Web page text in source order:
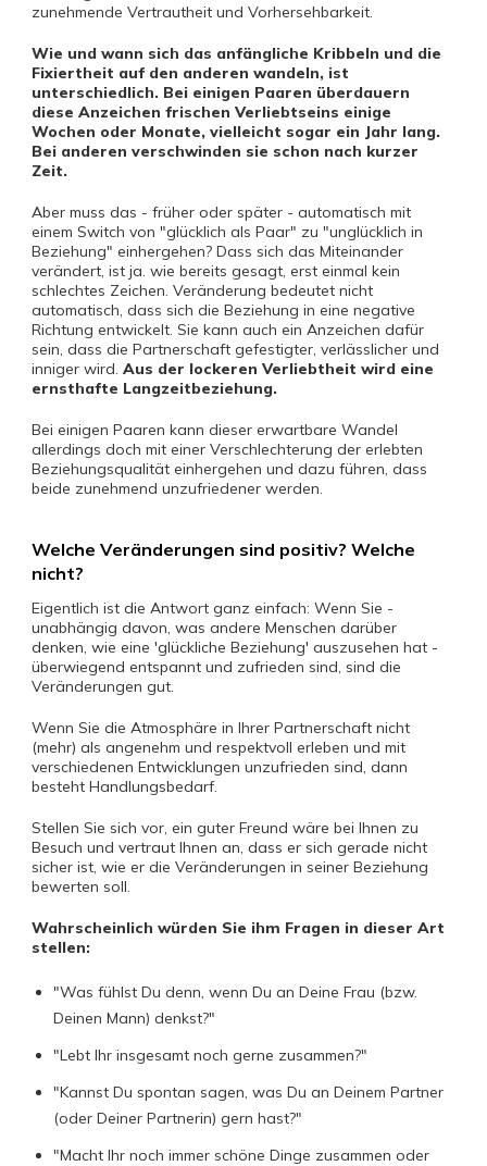
zunehmende Vertrautheit und Vorhersehbarkeit.
Wie und wann sich das anfängliche Kribbeln und die
Fixiertheit auf den anderen wandeln, ist
unterschiedlich. Bei einigen Paaren überdauern
diese Anzeichen frischen Verliebtseins einige
Wochen oder Monate, vielleicht sogar ein Jahr lang.
Bei anderen verschwinden sie schon nach kurzer
Zeit.
Aber muss das - früher oder später - automatisch mit
einem Switch von "glücklich als Paar" zu "unglücklich in
Beziehung" einhergehen? Dass sich das Miteinander
verändert, ist ja. wie bereits gesagt, erst einmal kein
schlechtes Zeichen. Veränderung bedeutet nicht
automatisch, dass sich die Beziehung in eine negative
Richtung entwickelt. Sie kann auch ein Anzeichen dafür
sein, dass die Partnerschaft gefestigter, verlässlicher und
inniger wird. Aus der lockeren Verliebtheit wird eine
ernsthafte Langzeitbeziehung.
Bei einigen Paaren kann dieser erwartbare Wandel
allerdings doch mit einer Verschlechterung der erlebten
Beziehungsqualität einhergehen und dazu führen, dass
beide zunehmend unzufriedener werden.
Welche Veränderungen sind positiv? Welche
nicht?
Eigentlich ist die Antwort ganz einfach: Wenn Sie -
unabhängig davon, was andere Menschen darüber
denken, wie eine 'glückliche Beziehung' auszusehen hat -
überwiegend entspannt und zufrieden sind, sind die
Veränderungen gut.
Wenn Sie die Atmosphäre in Ihrer Partnerschaft nicht
(mehr) als angenehm und respektvoll erleben und mit
verschiedenen Entwicklungen unzufrieden sind, dann
besteht Handlungsbedarf.
Stellen Sie sich vor, ein guter Freund wäre bei Ihnen zu
Besuch und vertraut Ihnen an, dass er sich gerade nicht
sicher ist, wie er die Veränderungen in seiner Beziehung
bewerten soll.
Wahrscheinlich würden Sie ihm Fragen in dieser Art
stellen:
"Was fühlst Du denn, wenn Du an Deine Frau (bzw.
Deinen Mann) denkst?"
"Lebt Ihr insgesamt noch gerne zusammen?"
"Kannst Du spontan sagen, was Du an Deinem Partner
(oder Deiner Partnerin) gern hast?"
"Macht Ihr noch immer schöne Dinge zusammen oder